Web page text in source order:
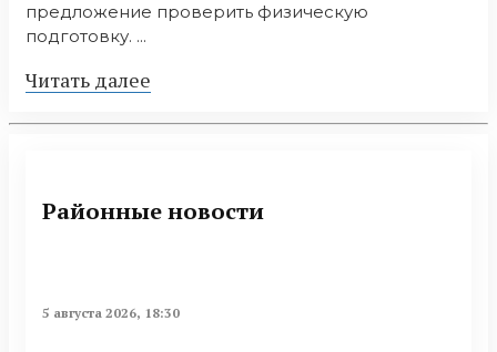
предложение проверить физическую
подготовку. ...
Читать далее
Районные новости
5 августа 2026, 18:30